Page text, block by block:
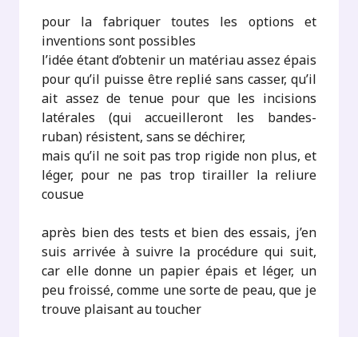
pour la fabriquer toutes les options et
inventions sont possibles
l’idée étant d’obtenir un matériau assez épais
pour qu’il puisse être replié sans casser, qu’il
ait assez de tenue pour que les incisions
latérales (qui accueilleront les bandes-
ruban) résistent, sans se déchirer,
mais qu’il ne soit pas trop rigide non plus, et
léger, pour ne pas trop tirailler la reliure
cousue
après bien des tests et bien des essais, j’en
suis arrivée à suivre la procédure qui suit,
car elle donne un papier épais et léger, un
peu froissé, comme une sorte de peau, que je
trouve plaisant au toucher